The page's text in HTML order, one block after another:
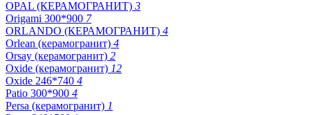
OPAL (КЕРАМОГРАНИТ) 3
Origami 300*900 7
ORLANDO (КЕРАМОГРАНИТ) 4
Orlean (керамогранит) 4
Orsay (керамогранит) 2
Oxide (керамогранит) 12
Oxide 246*740 4
Patio 300*900 4
Persa (керамогранит) 1